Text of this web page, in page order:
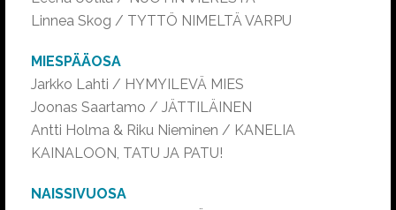
Linnea Skog / TYTTÖ NIMELTÄ VARPU
MIESPÄÄOSA
Jarkko Lahti / HYMYILEVÄ MIES
Joonas Saartamo / JÄTTILÄINEN
Antti Holma & Riku Nieminen / KANELIA
KAINALOON, TATU JA PATU!
NAISSIVUOSA